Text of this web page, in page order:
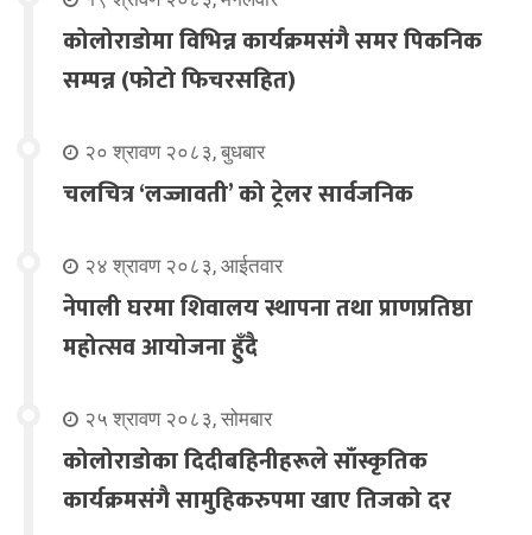
कोलोराडोमा विभिन्न कार्यक्रमसंगै समर पिकनिक
सम्पन्न (फोटो फिचरसहित)
२० श्रावण २०८३, बुधबार
चलचित्र ‘लज्जावती’ को ट्रेलर सार्वजनिक
२४ श्रावण २०८३, आईतवार
नेपाली घरमा शिवालय स्थापना तथा प्राणप्रतिष्ठा
महोत्सव आयोजना हुँदै
२५ श्रावण २०८३, सोमबार
कोलोराडोका दिदीबहिनीहरूले साँस्कृतिक
कार्यक्रमसंगै सामुहिकरुपमा खाए तिजको दर